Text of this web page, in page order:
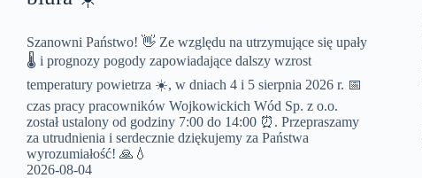
Szanowni Państwo! 👋 Ze względu na utrzymujące się upały
🌡️ i prognozy pogody zapowiadające dalszy wzrost
temperatury powietrza ☀️, w dniach 4 i 5 sierpnia 2026 r. 📅
czas pracy pracowników Wojkowickich Wód Sp. z o.o.
został ustalony od godziny 7:00 do 14:00 ⏰. Przepraszamy
za utrudnienia i serdecznie dziękujemy za Państwa
wyrozumiałość! 🙏💧
2026-08-04